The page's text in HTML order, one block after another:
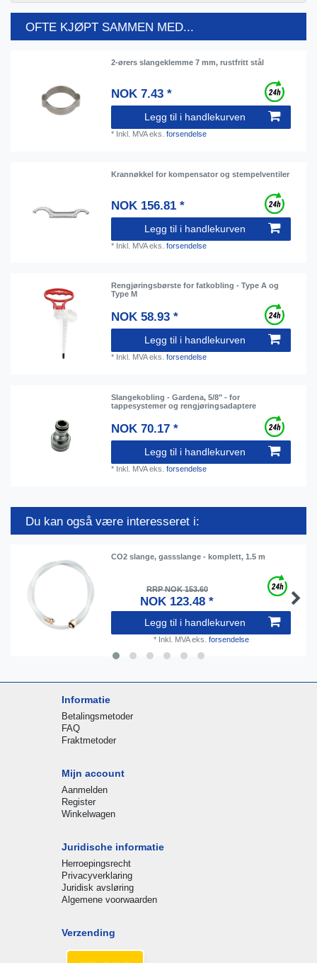
OFTE KJØPT SAMMEN MED...
2-ørers slangeklemme 7 mm, rustfritt stål
NOK 7.43 *
Legg til i handlekurven
* Inkl. MVAeks.forsendelse
Krannøkkel for kompensator og stempelventiler
NOK 156.81 *
Legg til i handlekurven
* Inkl. MVAeks.forsendelse
Rengjøringsbørste for fatkobling - Type A og
Type M
NOK 58.93 *
Legg til i handlekurven
* Inkl. MVAeks.forsendelse
Slangekobling - Gardena, 5/8" - for
tappesystemer og rengjøringsadaptere
NOK 70.17 *
Legg til i handlekurven
* Inkl. MVAeks.forsendelse
Du kan også være interesseret i:
CO2 slange, gassslange - komplett, 1.5 m
RRP NOK 153.60
NOK 123.48 *
Legg til i handlekurven
* Inkl. MVAeks. forsendelse
Informatie
Betalingsmetoder
FAQ
Fraktmetoder
Mijn account
Aanmelden
Register
Winkelwagen
Juridische informatie
Herroepingsrecht
Privacyverklaring
Juridisk avsløring
Algemene voorwaarden
Verzending